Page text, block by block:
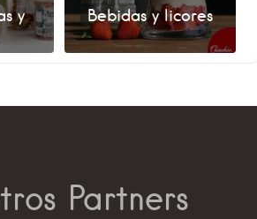
y
Bebidas y licores
Partners